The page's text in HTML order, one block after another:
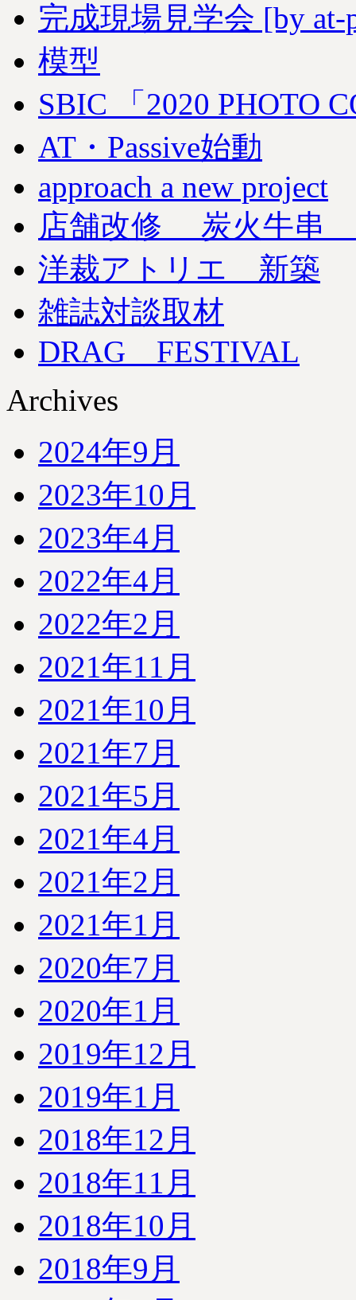
完成現場見学会 [by at-
模型
SBIC 「2020 PHOTO
AT・Passive始動
approach a new project
店舗改修 炭火牛串
洋裁アトリエ 新築
雑誌対談取材
DRAG FESTIVAL
Archives
2024年9月
2023年10月
2023年4月
2022年4月
2022年2月
2021年11月
2021年10月
2021年7月
2021年5月
2021年4月
2021年2月
2021年1月
2020年7月
2020年1月
2019年12月
2019年1月
2018年12月
2018年11月
2018年10月
2018年9月